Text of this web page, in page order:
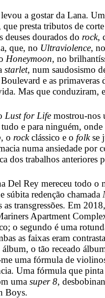
a gostar da Lana.
presta tributos de
deuses dourados do rock,
que, no Ultraviolence,
Honeymoon, no
starlet, num saudosismo
e as primaveras
Mas que conduziram,
Lust for Life mostrou-nos
e para ninguém,
, o rockclássico e o folkse
numa ansiedade por
dos trabalhos anteriores
Del Rey mereceu todo o
súbita redenção chamada
as transgressões. Em
Apartment
o segundo é uma
as faixas eram
o tão receado
uma fórmula de
Uma fórmula que
uma super 8,
Boys.